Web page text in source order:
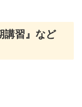
講習』など